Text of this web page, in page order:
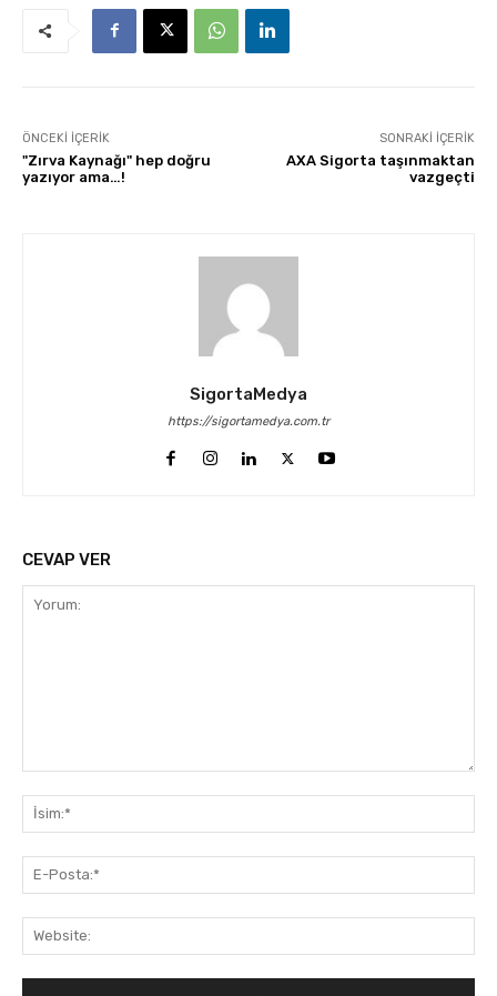
ÖNCEKI İÇERIK
"Zırva Kaynağı" hep doğru
yazıyor ama…!
SONRAKI İÇERIK
AXA Sigorta taşınmaktan
vazgeçti
SigortaMedya
https://sigortamedya.com.tr
CEVAP VER